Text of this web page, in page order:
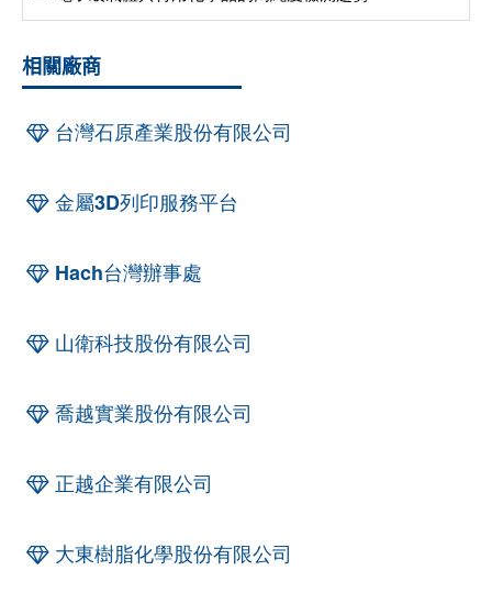
相關廠商
台灣石原產業股份有限公司
金屬3D列印服務平台
Hach台灣辦事處
山衛科技股份有限公司
喬越實業股份有限公司
正越企業有限公司
大東樹脂化學股份有限公司